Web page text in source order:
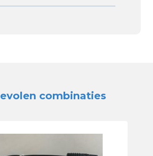
combinaties